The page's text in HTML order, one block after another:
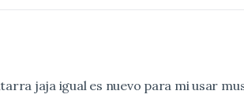
jaja igual es nuevo para mi usar